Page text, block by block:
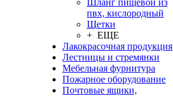
Шланг пищевой из
пвх, кислородный
Щетки
+ ЕЩЕ
Лакокрасочная продукция
Лестницы и стремянки
Мебельная фурнитура
Пожарное оборудование
Почтовые ящики,